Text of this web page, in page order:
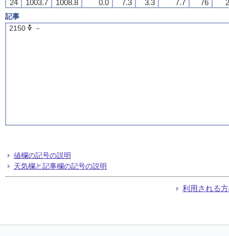
24
1003.7 1008.8 0.0 7.3 3.3 7.7 76
記事
2150
－
値欄の記号の説明
天気欄と記事欄の記号の説明
利用される